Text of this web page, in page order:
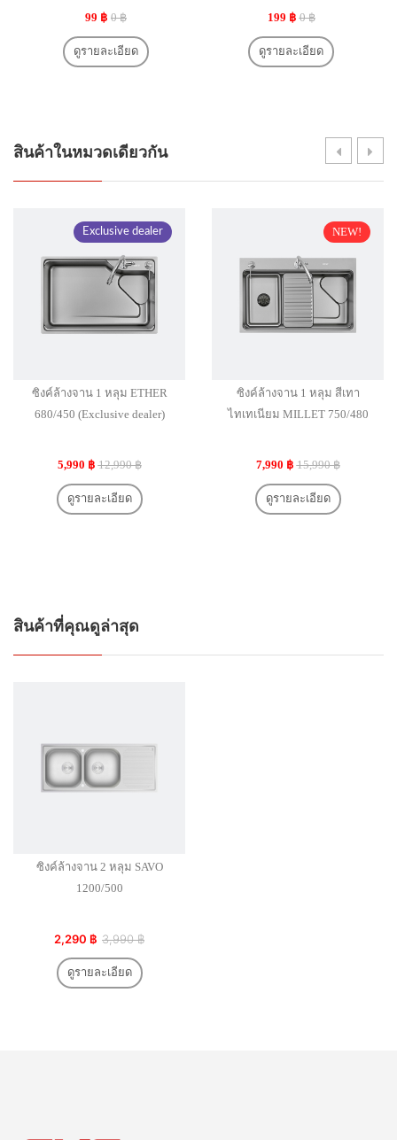
99 ฿ 0 ฿
ดูรายละเอียด
199 ฿ 0 ฿
ดูรายละเอียด
สินค้าในหมวดเดียวกัน
Exclusive dealer
ซิงค์ล้างจาน 1 หลุม ETHER
680/450 (Exclusive dealer)
5,990 ฿ 12,990 ฿
ดูรายละเอียด
NEW!
ซิงค์ล้างจาน 1 หลุม สีเทา
ไทเทเนียม MILLET 750/480
7,990 ฿ 15,990 ฿
ดูรายละเอียด
สินค้าที่คุณดูล่าสุด
ซิงค์ล้างจาน 2 หลุม SAVO
1200/500
2,290 ฿ 3,990 ฿
ดูรายละเอียด